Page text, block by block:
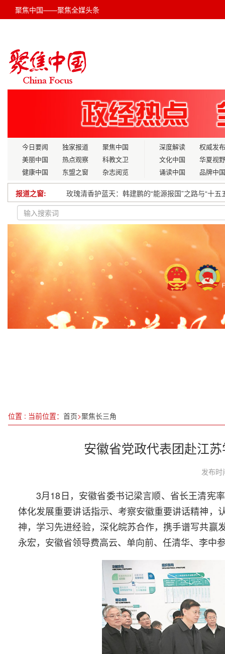
聚焦中国——聚焦全媒头条
今日要闻 独家报道
聚焦中国
美丽中国
热点观察
科教文卫
健康中国
东盟之窗 杂志阅览
深度解读
权威发布
文化中国
华夏视野
诵读中国
品牌中国
报道之窗:
玫瑰清香护蓝天：韩建鹏的“能源报国”之路与“十
江苏省全国人大代表返回岗位
破局“红海”，构筑绿洲：赵小峰的数字创新实践与
蔡德成：以孔雀草为翼，开拓大健康新征程
“中国游”持续火爆 今年来上海空港口岸入境外籍旅
2023追梦拾光•顶冠之夜时尚盛典走进重庆
2025南京半马圆满落幕，百岁山见证每一步坚持
位置 : 当前位置： 首页>聚焦长三角
安徽省党政代表团赴江
发布
3月18日，安徽省委书记梁言顺、省长王清宪
体化发展重要讲话指示、考察安徽重要讲话精神，
神，学习先进经验，深化皖苏合作，携手谱写共赢
永宏，安徽省领导费高云、单向前、任清华、李中